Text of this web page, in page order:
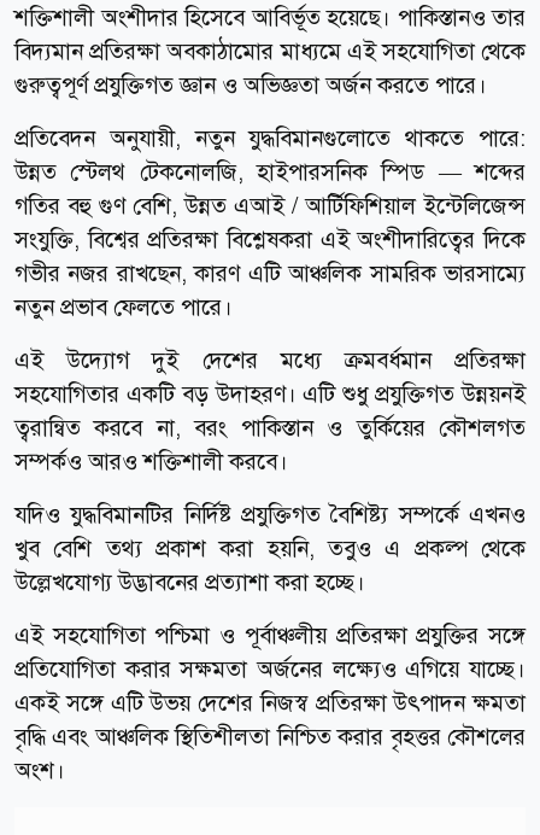
শক্তিশালী অংশীদার হিসেবে আবির্ভূত হয়েছে। পাকিস্তানও তার
বিদ্যমান প্রতিরক্ষা অবকাঠামোর মাধ্যমে এই সহযোগিতা থেকে
গুরুত্বপূর্ণ প্রযুক্তিগত জ্ঞান ও অভিজ্ঞতা অর্জন করতে পারে।
প্রতিবেদন অনুযায়ী, নতুন যুদ্ধবিমানগুলোতে থাকতে পারে:
উন্নত স্টেলথ টেকনোলজি, হাইপারসনিক স্পিড — শব্দের
গতির বহু গুণ বেশি, উন্নত এআই / আর্টিফিশিয়াল ইন্টেলিজেন্স
সংযুক্তি, বিশ্বের প্রতিরক্ষা বিশ্লেষকরা এই অংশীদারিত্বের দিকে
গভীর নজর রাখছেন, কারণ এটি আঞ্চলিক সামরিক ভারসাম্যে
নতুন প্রভাব ফেলতে পারে।
এই উদ্যোগ দুই দেশের মধ্যে ক্রমবর্ধমান প্রতিরক্ষা
সহযোগিতার একটি বড় উদাহরণ। এটি শুধু প্রযুক্তিগত উন্নয়নই
ত্বরান্বিত করবে না, বরং পাকিস্তান ও তুর্কিয়ের কৌশলগত
সম্পর্কও আরও শক্তিশালী করবে।
যদিও যুদ্ধবিমানটির নির্দিষ্ট প্রযুক্তিগত বৈশিষ্ট্য সম্পর্কে এখনও
খুব বেশি তথ্য প্রকাশ করা হয়নি, তবুও এ প্রকল্প থেকে
উল্লেখযোগ্য উদ্ভাবনের প্রত্যাশা করা হচ্ছে।
এই সহযোগিতা পশ্চিমা ও পূর্বাঞ্চলীয় প্রতিরক্ষা প্রযুক্তির সঙ্গে
প্রতিযোগিতা করার সক্ষমতা অর্জনের লক্ষ্যেও এগিয়ে যাচ্ছে।
একই সঙ্গে এটি উভয় দেশের নিজস্ব প্রতিরক্ষা উৎপাদন ক্ষমতা
বৃদ্ধি এবং আঞ্চলিক স্থিতিশীলতা নিশ্চিত করার বৃহত্তর কৌশলের
অংশ।